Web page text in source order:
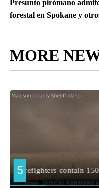
Presunto pirómano
forestal en Spokane y
MORE